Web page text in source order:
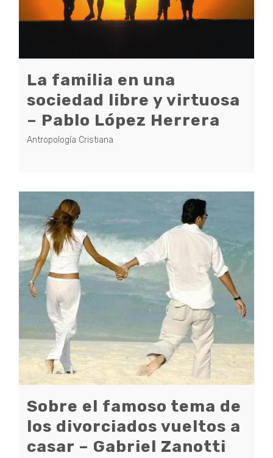
La familia en una
sociedad libre y virtuosa
– Pablo López Herrera
Antropología Cristiana
Sobre el famoso tema de
los divorciados vueltos a
casar – Gabriel Zanotti